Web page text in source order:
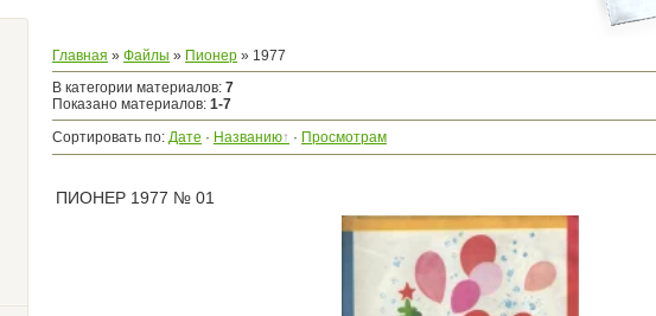
Главная » Файлы » Пионер » 1977
В категории материалов: 7
Показано материалов: 1-7
Сортировать по: Дате · Названию · Просмотрам
ПИОНЕР 1977 № 01